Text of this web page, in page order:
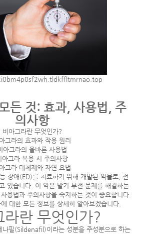
든 것: 효과, 사용법, 주
의사항
비아그라란 무엇인가?
그라의 효과와 작용 원리
아그라의 올바른 사용법
아그라 복용 시 주의사항
그라 대체제와 자연 요법
장애(ED)를 치료하기 위해 개발된 약물로, 전
있습니다. 이 약은 발기 부전 문제를 해결하는
용법과 주의사항을 숙지하는 것이 중요합니다.
대한 모든 정보를 상세히 알아보겠습니다.
라란 무엇인가?
필(Sildenafil)이라는 성분을 주성분으로 하는